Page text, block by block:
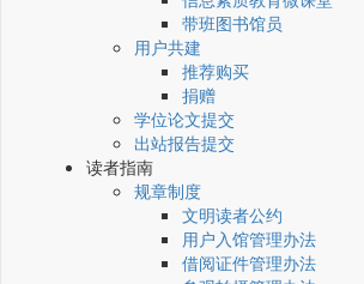
带班图书馆员
用户共建
推荐购买
捐赠
学位论文提交
出站报告提交
读者指南
规章制度
文明读者公约
用户入馆管理办法
借阅证件管理办法